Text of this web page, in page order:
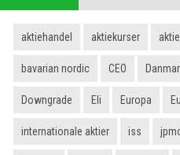
aktiehandel aktiekurser
bavarian nordic CEO
Downgrade Eli Europa
internationale aktier iss